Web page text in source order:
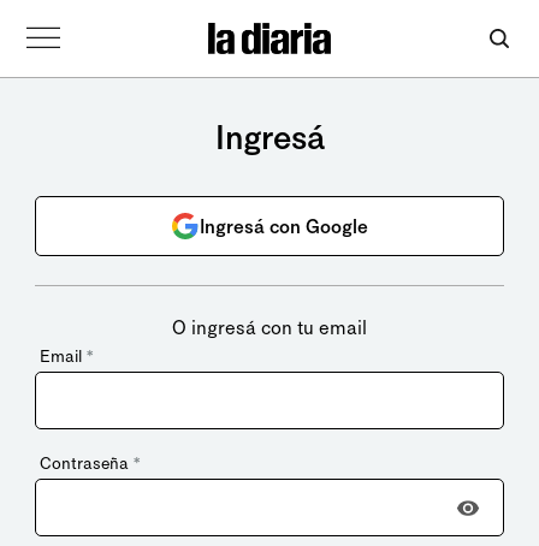
Ingresá
Ingresá con Google
O ingresá con tu email
Email *
Contraseña *